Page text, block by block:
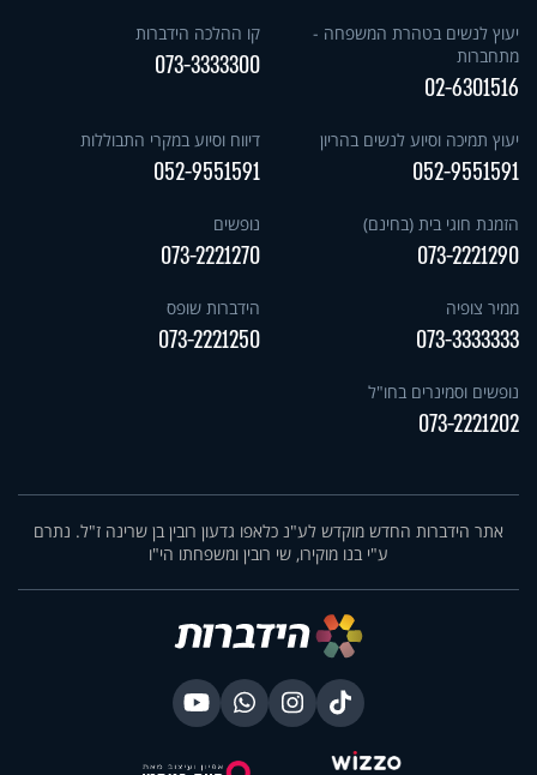
יעוץ לנשים בטהרת המשפחה -
מתחברות
02-6301516
קו ההלכה הידברות
073-3333300
יעוץ תמיכה וסיוע לנשים בהריון
052-9551591
דיווח וסיוע במקרי התבוללות
052-9551591
הזמנת חוגי בית (בחינם)
073-2221290
נופשים
073-2221270
ממיר צופיה
073-3333333
הידברות שופס
073-2221250
נופשים וסמינרים בחו"ל
073-2221202
אתר הידברות החדש מוקדש לע"נ כלאפו גדעון רובין בן שרינה ז"ל. נתרם
ע"י בנו מוקירו, שי רובין ומשפחתו הי"ו